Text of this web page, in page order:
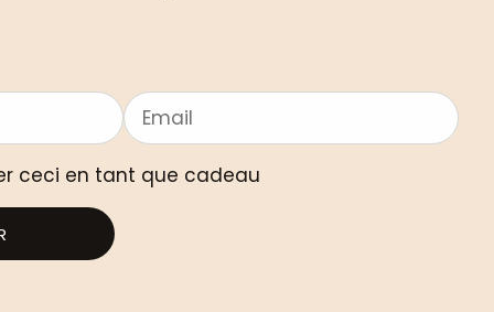
ceci en tant que cadeau